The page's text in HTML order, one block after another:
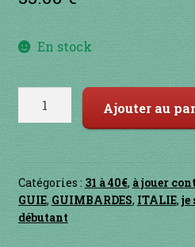
Contact
en acier
en bambou
en cuivre
En stock
quantité
MARRANZANO
Ajouter au
Catégories : 31 à 40€, à jouer
GUIE, GUIMBARDES, ITALIE, je
débutant